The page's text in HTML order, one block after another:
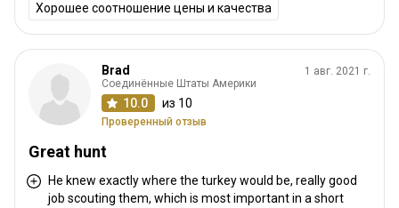
Хорошее соотношение цены и качества
Brad
Соединённые Штаты Америки
10.0 из 10
Проверенный отзыв
1 авг. 2021 г.
Great hunt
He knew exactly where the turkey would be, really good
job scouting them, which is most important in a short